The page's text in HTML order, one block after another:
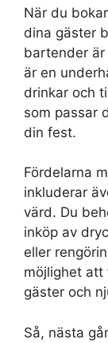
När du
dina gäster
bartender är
är en
drinkar och
som passar
din fest.
Fördelarna
inkluderar
värd. Du
inköp av
eller
möjlighet att
gäster och
Så, nästa